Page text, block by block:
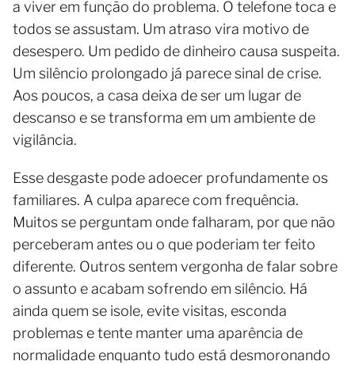
a viver em função do problema. O telefone toca e
todos se assustam. Um atraso vira motivo de
desespero. Um pedido de dinheiro causa suspeita.
Um silêncio prolongado já parece sinal de crise.
Aos poucos, a casa deixa de ser um lugar de
descanso e se transforma em um ambiente de
vigilância.
Esse desgaste pode adoecer profundamente os
familiares. A culpa aparece com frequência.
Muitos se perguntam onde falharam, por que não
perceberam antes ou o que poderiam ter feito
diferente. Outros sentem vergonha de falar sobre
o assunto e acabam sofrendo em silêncio. Há
ainda quem se isole, evite visitas, esconda
problemas e tente manter uma aparência de
normalidade enquanto tudo está desmoronando